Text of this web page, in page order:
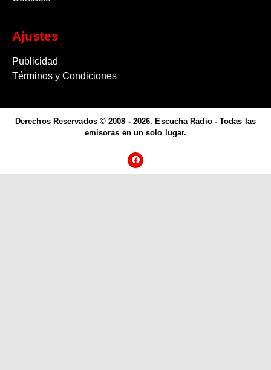
Ajustes
Publicidad
Términos y Condiciones
Derechos Reservados © 2008 - 2026. Escucha Radio - Todas las
emisoras en un solo lugar.